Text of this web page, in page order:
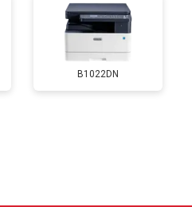
B1022DN